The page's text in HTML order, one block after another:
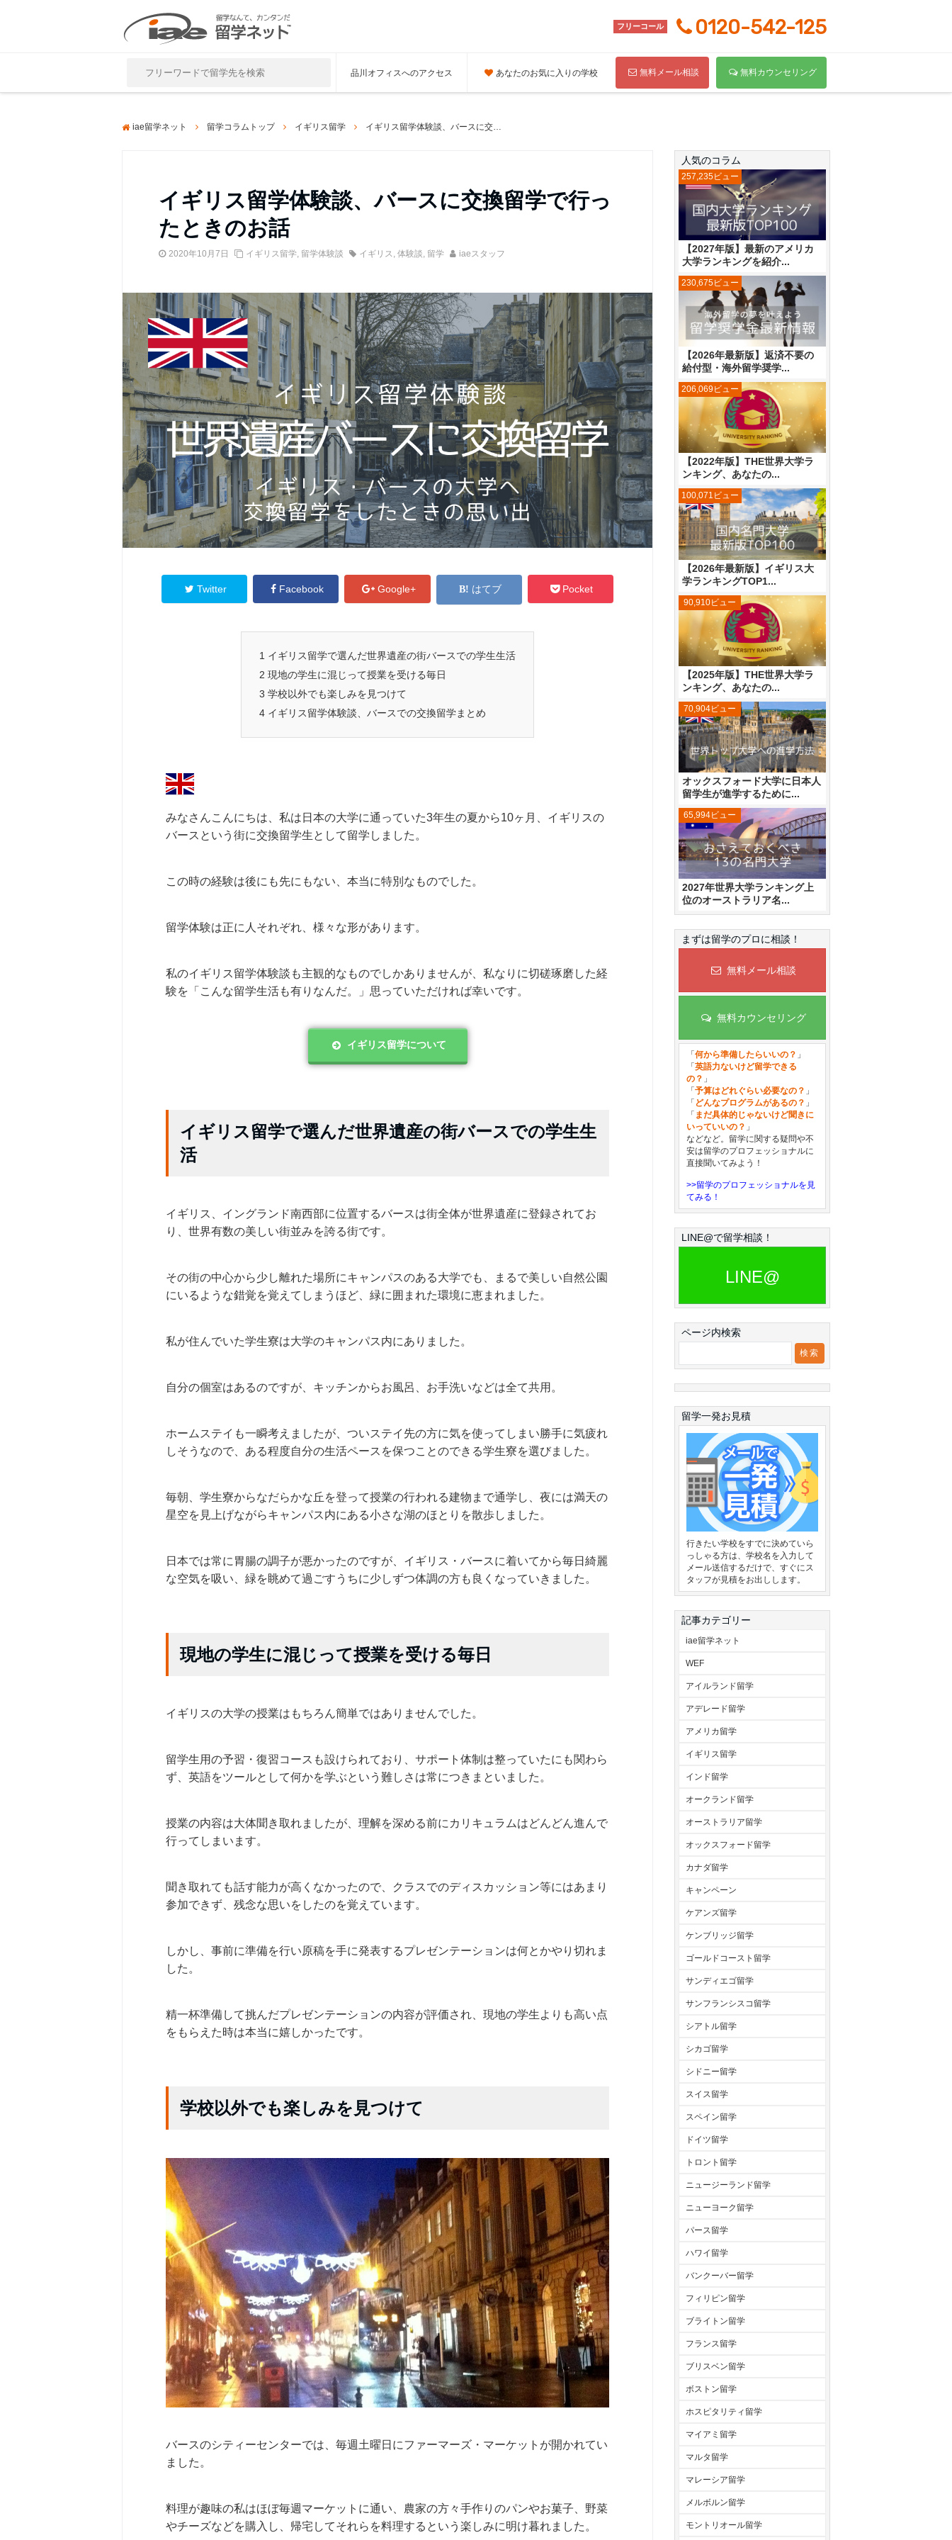
フリーコール 0120-542-125
品川オフィスへのアクセス あなたのお気に入りの学校 無料メール相談 無料カウンセリング
iae留学ネット 留学コラムトップ イギリス留学 イギリス留学体験談、バースに交換留学で行ったときのお話
イギリス留学体験談、バースに交換留学で行っ
たときのお話
2020年10月7日 イギリス留学, 留学体験談 イギリス, 体験談, 留学 iaeスタッフ
Twitter Facebook Google+ はてブ Pocket
1 イギリス留学で選んだ世界遺産の街バースでの学生生活
2 現地の学生に混じって授業を受ける毎日
3 学校以外でも楽しみを見つけて
4 イギリス留学体験談、バースでの交換留学まとめ
みなさんこんにちは、私は日本の大学に通っていた3年生の夏から10ヶ月、イギリスの
バースという街に交換留学生として留学しました。
この時の経験は後にも先にもない、本当に特別なものでした。
留学体験は正に人それぞれ、様々な形があります。
私のイギリス留学体験談も主観的なものでしかありませんが、私なりに切磋琢磨した経
験を「こんな留学生活も有りなんだ。」思っていただければ幸いです。
イギリス留学について
イギリス留学で選んだ世界遺産の街バースでの学生生
活
イギリス、イングランド南西部に位置するバースは街全体が世界遺産に登録されてお
り、世界有数の美しい街並みを誇る街です。
その街の中心から少し離れた場所にキャンパスのある大学でも、まるで美しい自然公園
にいるような錯覚を覚えてしまうほど、緑に囲まれた環境に恵まれました。
私が住んでいた学生寮は大学のキャンパス内にありました。
自分の個室はあるのですが、キッチンからお風呂、お手洗いなどは全て共用。
ホームステイも一瞬考えましたが、ついステイ先の方に気を使ってしまい勝手に気疲れ
しそうなので、ある程度自分の生活ペースを保つことのできる学生寮を選びました。
毎朝、学生寮からなだらかな丘を登って授業の行われる建物まで通学し、夜には満天の
星空を見上げながらキャンパス内にある小さな湖のほとりを散歩しました。
日本では常に胃腸の調子が悪かったのですが、イギリス・バースに着いてから毎日綺麗
な空気を吸い、緑を眺めて過ごすうちに少しずつ体調の方も良くなっていきました。
現地の学生に混じって授業を受ける毎日
イギリスの大学の授業はもちろん簡単ではありませんでした。
留学生用の予習・復習コースも設けられており、サポート体制は整っていたにも関わら
ず、英語をツールとして何かを学ぶという難しさは常につきまといました。
授業の内容は大体聞き取れましたが、理解を深める前にカリキュラムはどんどん進んで
行ってしまいます。
聞き取れても話す能力が高くなかったので、クラスでのディスカッション等にはあまり
参加できず、残念な思いをしたのを覚えています。
しかし、事前に準備を行い原稿を手に発表するプレゼンテーションは何とかやり切れま
した。
精一杯準備して挑んだプレゼンテーションの内容が評価され、現地の学生よりも高い点
をもらえた時は本当に嬉しかったです。
学校以外でも楽しみを見つけて
バースのシティーセンターでは、毎週土曜日にファーマーズ・マーケットが開かれてい
ました。
料理が趣味の私はほぼ毎週マーケットに通い、農家の方々手作りのパンやお菓子、野菜
やチーズなどを購入し、帰宅してそれらを料理するという楽しみに明け暮れました。
人気のコラム
【2027年版】最新のアメリカ
大学ランキングを紹介...
257,235ビュー
【2026年最新版】返済不要の
給付型・海外留学奨学...
230,675ビュー
【2022年版】THE世界大学ラ
ンキング、あなたの...
206,069ビュー
【2026年最新版】イギリス大
学ランキングTOP1...
100,071ビュー
【2025年版】THE世界大学ラ
ンキング、あなたの...
90,910ビュー
オックスフォード大学に日本人
留学生が進学するために...
70,904ビュー
2027年世界大学ランキング上
位のオーストラリア名...
65,994ビュー
まずは留学のプロに相談！
無料メール相談
無料カウンセリング
「 何から準備したらいいの？ 」
「 英語力ないけど留学できる
の？ 」
「 予算はどれぐらい必要なの？ 」
「 どんなプログラムがあるの？ 」
「 まだ具体的じゃないけど聞きに
いっていいの？ 」
などなど。留学に関する疑問や不
安は留学のプロフェッショナルに
直接聞いてみよう！
>>留学のプロフェッショナルを見
てみる！
LINE@で留学相談！
LINE@
ページ内検索
留学一発お見積
行きたい学校をすでに決めていら
っしゃる方は、学校名を入力して
メール送信するだけで、すぐにス
タッフが見積をお出しします。
記事カテゴリー
iae留学ネット
WEF
アイルランド留学
アデレード留学
アメリカ留学
イギリス留学
インド留学
オークランド留学
オーストラリア留学
オックスフォード留学
カナダ留学
キャンペーン
ケアンズ留学
ケンブリッジ留学
ゴールドコースト留学
サンディエゴ留学
サンフランシスコ留学
シアトル留学
シカゴ留学
シドニー留学
スイス留学
スペイン留学
ドイツ留学
トロント留学
ニュージーランド留学
ニューヨーク留学
パース留学
ハワイ留学
バンクーバー留学
フィリピン留学
ブライトン留学
フランス留学
ブリスベン留学
ボストン留学
ホスピタリティ留学
マイアミ留学
マルタ留学
マレーシア留学
メルボルン留学
モントリオール留学